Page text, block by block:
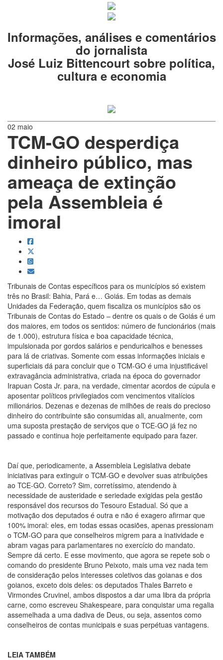
Informações, análises e comentários
do jornalista
José Luiz Bittencourt sobre política,
cultura e economia
02 maio
TCM-GO desperdiça
dinheiro público, mas
ameaça de extinção
pela Assembleia é
imoral
Tribunais de Contas específicos para os municípios só existem
três no Brasil: Bahia, Pará e… Goiás. Em todas as demais
Unidades da Federação, quem fiscaliza os municípios são os
Tribunais de Contas do Estado – dentre os quais o de Goiás é um
dos maiores, em todos os sentidos: número de funcionários (mais
de 1.000), estrutura física e boa capacidade técnica,
impulsionada por gordos salários e penduricalhos e benesses
para lá de criativas. Somente com essas informações iniciais e
superficiais dá para concluir que o TCM-GO é uma injustificável
extravagância administrativa, criada na época do governador
Irapuan Costa Jr. para, na verdade, cimentar acordos de cúpula e
aposentar políticos privilegiados com vencimentos vitalícios
milionários. Dezenas e dezenas de milhões de reais do precioso
dinheiro do contribuinte são consumidas ali, anualmente, com
uma suposta prestação de serviços que o TCE-GO já fez no
passado e continua hoje perfeitamente equipado para fazer.
Daí que, periodicamente, a Assembleia Legislativa debate
iniciativas para extinguir o TCM-GO e devolver suas atribuições
ao TCE-GO. Correto? Sim, corretíssimo, atendendo à
necessidade de austeridade e seriedade exigidas pela gestão
responsável dos recursos do Tesouro Estadual. Só que a
motivação dos deputados é outra e não é exagero afirmar que
100% imoral: eles, em todas essas ocasiões, apenas pressionam
o TCM-GO para que conselheiros migrem para a inatividade e
abram vagas para parlamentares no exercício do mandato.
Sempre dá certo. E esse movimento, que agora se repete sob o
comando do presidente Bruno Peixoto, mais uma vez nada tem
de consideração pelos interesses coletivos das goianas e dos
goianos, exceto dois deles: os deputados Thales Barreto e
Virmondes Cruvinel, ambos dispostos a dar uma libra da própria
carne, como escreveu Shakespeare, para conquistar uma regalia
assemelhada a uma dadiva de Deus, ou seja, assentos como
conselheiros de contas municipais e suas perpétuas vantagens.
LEIA TAMBÉM